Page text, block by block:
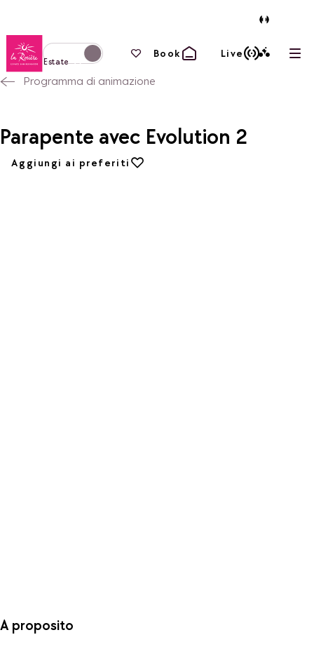
Torna alla home page
Passa alla modalità invernale
Estate
I tuoi preferiti
Book Live
Programma di animazione
Parapente avec Evolution 2
Aggiungi ai preferiti
Aggiungi ai preferiti
A proposito